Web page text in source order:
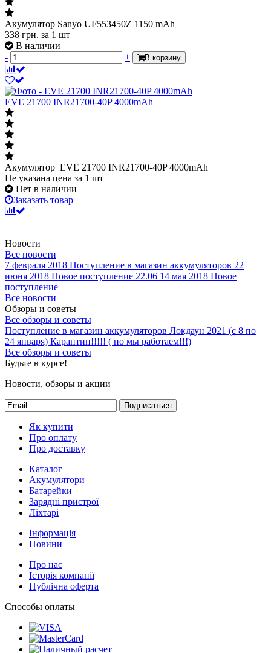
Акумулятор Sanyo UF553450Z 1150 mAh
338 грн. за 1 шт
В наличии
-
+ В корзину
EVE 21700 INR21700-40P 4000mAh
Акумулятор EVE 21700 INR21700-40P 4000mAh
Не указана цена за 1 шт
Нет в наличии
Заказать товар
Новости
Все новости
7 февраля 2018 Поступление в магазин аккумуляторов 22
июня 2018 Новое поступление 22.06 14 мая 2018 Новое
поступление
Все новости
Обзоры и советы
Все обзоры и советы
Поступление в магазин аккумуляторов Локдаун 2021 (с 8 по
24 января) Карантин!!!!! ( но мы работаем!!!)
Все обзоры и советы
Будьте в курсе!
Новости, обзоры и акции
Подписаться
Як купити
Про оплату
Про доставку
Каталог
Акумулятори
Батарейки
Зарядні пристрої
Ліхтарі
Інформація
Новини
Про нас
Історія компанії
Публічна оферта
Способы оплаты